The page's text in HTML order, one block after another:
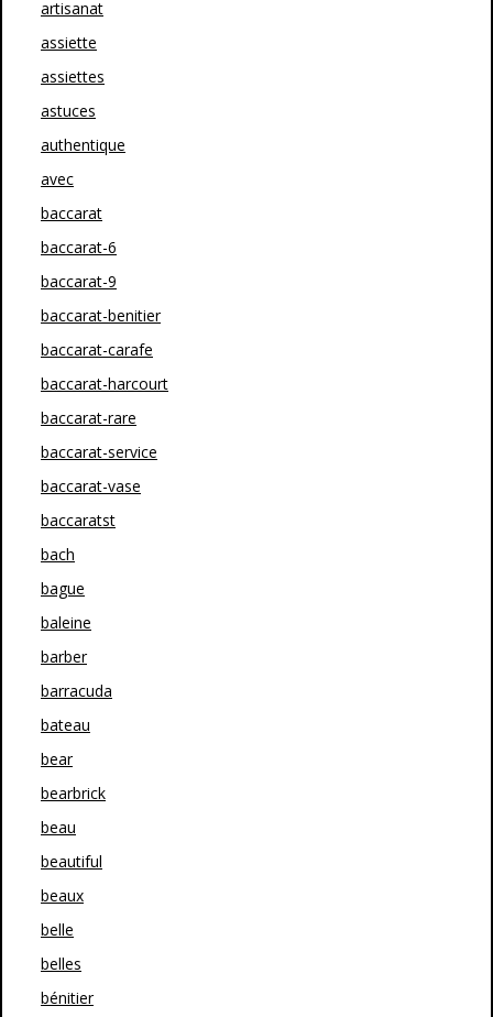
artisanat
assiette
assiettes
astuces
authentique
avec
baccarat
baccarat-6
baccarat-9
baccarat-benitier
baccarat-carafe
baccarat-harcourt
baccarat-rare
baccarat-service
baccarat-vase
baccaratst
bach
bague
baleine
barber
barracuda
bateau
bear
bearbrick
beau
beautiful
beaux
belle
belles
bénitier